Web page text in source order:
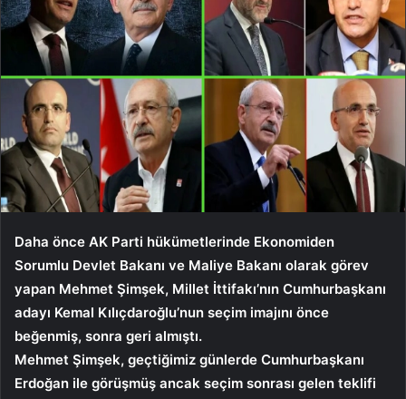
Daha önce AK Parti hükümetlerinde Ekonomiden
Sorumlu Devlet Bakanı ve Maliye Bakanı olarak görev
yapan Mehmet Şimşek, Millet İttifakı’nın Cumhurbaşkanı
adayı Kemal Kılıçdaroğlu’nun seçim imajını önce
beğenmiş, sonra geri almıştı.
Mehmet Şimşek, geçtiğimiz günlerde Cumhurbaşkanı
Erdoğan ile görüşmüş ancak seçim sonrası gelen teklifi